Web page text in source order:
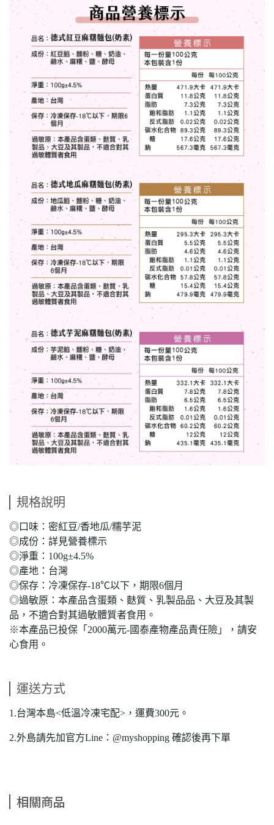
規格說明
◎口味：密紅豆/香地瓜/糯芋泥
◎成份：詳見營養標示
◎淨重：100g±4.5%
◎產地：台灣
◎保存：冷凍保存-18℃以下，期限6個月
◎過敏原：本產品含蛋類、麩質、乳製品品、大豆及其製
品，不適合對其過敏體質者食用。
※本產品已投保「2000萬元-國泰產物產品責任險」，請安
心食用。
運送方式
1.台灣本島<低溫冷凍宅配>，運費300元。
2.外島請先加官方Line：@myshopping 確認後再下單
相關商品